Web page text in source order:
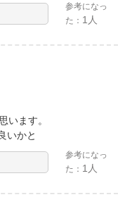
参考になっ
た： 1人
います。
いかと
参考になっ
た： 1人